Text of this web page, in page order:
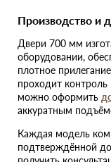
Производство и
Двери 700 мм
оборудовании,
плотное
проходит контроль
можно оформить
аккуратным
Каждая модель
подтверждённой